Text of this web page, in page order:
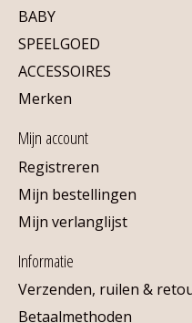
BABY
SPEELGOED
ACCESSOIRES
Merken
Mijn account
Registreren
Mijn bestellingen
Mijn verlanglijst
Informatie
Verzenden, ruilen &
Betaalmethoden